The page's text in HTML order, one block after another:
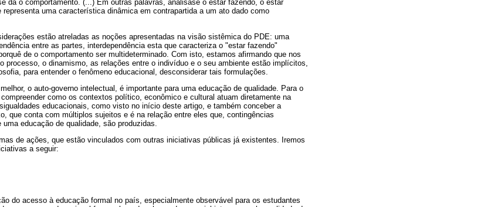
dá o comportamento. (...) Em outras palavras, analisase o estar fazendo, o estar
uma característica dinâmica em contrapartida a um ato dado como
estão atreladas as noções apresentadas na visão sistêmica do PDE: uma
entre as partes, interdependência esta que caracteriza o "estar fazendo"
de o comportamento ser multideterminado. Com isto, estamos afirmando que nos
processo, o dinamismo, as relações entre o indivíduo e o seu ambiente estão implícitos,
para entender o fenômeno educacional, desconsiderar tais formulações.
o auto-governo intelectual, é importante para uma educação de qualidade. Para o
como os contextos político, econômico e cultural atuam diretamente na
educacionais, como visto no início deste artigo, e também conceber a
que conta com múltiplos sujeitos e é na relação entre eles que, contingências
educação de qualidade, são produzidas.
de ações, que estão vinculados com outras iniciativas públicas já existentes. Iremos
a seguir:
do acesso à educação formal no país, especialmente observável para os estudantes